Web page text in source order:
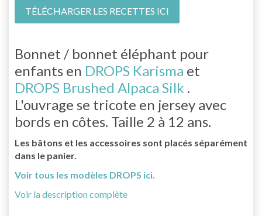
TÉLÉCHARGER LES RECETTES ICI
Bonnet / bonnet éléphant pour
enfants en DROPS Karisma et
DROPS Brushed Alpaca Silk .
L'ouvrage se tricote en jersey avec
bords en côtes. Taille 2 à 12 ans.
Les bâtons et les accessoires sont placés séparément
dans le panier.
Voir tous les modèles DROPS ici.
Voir la description complète